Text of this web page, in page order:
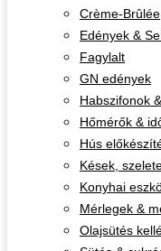
Crème-Brûlée
Edények &
Fagylalt
GN edények
Habszifonok
Hőmérők &
Hús
Kések,
Konyhai
Mérlegek &
Olajsütés